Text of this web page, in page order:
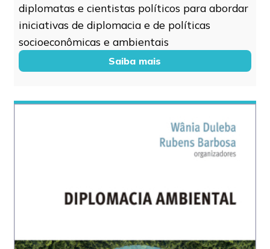
diplomatas e cientistas políticos para abordar
iniciativas de diplomacia e de políticas
socioeconômicas e ambientais
Saiba mais